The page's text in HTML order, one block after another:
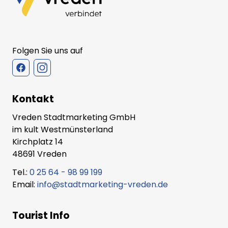
Folgen Sie uns auf
Kontakt
Vreden Stadtmarketing GmbH
im kult Westmünsterland
Kirchplatz 14
48691 Vreden
Tel.: 0 25 64 - 98 99 199
Email: info@stadtmarketing-vreden.de
Tourist Info